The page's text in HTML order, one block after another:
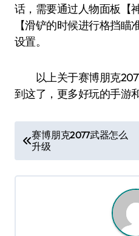
话，需要通过人物面板【
【滑铲的时候进行格挡
设置。
以上关于赛博朋克
到这了，更多好玩的手游
章
导
赛博朋克2077武器怎么
升级